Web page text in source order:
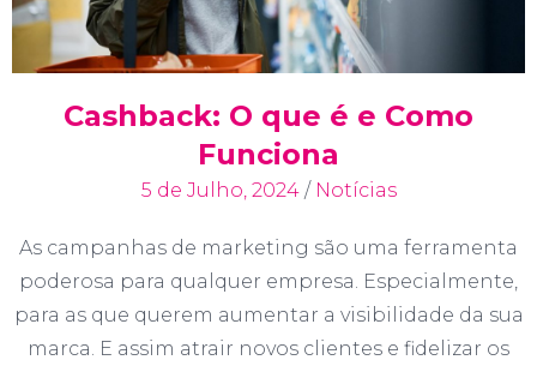
Cashback: O que é e Como
Funciona
5 de Julho, 2024 / Notícias
As campanhas de marketing são uma ferramenta
poderosa para qualquer empresa. Especialmente,
para as que querem aumentar a visibilidade da sua
marca. E assim atrair novos clientes e fidelizar os